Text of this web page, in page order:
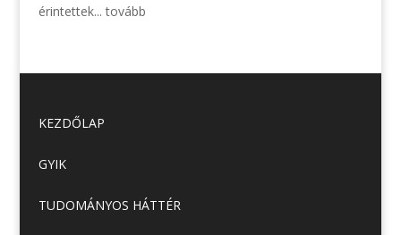
érintettek...tovább
KEZDŐLAP
GYIK
TUDOMÁNYOS HÁTTÉR